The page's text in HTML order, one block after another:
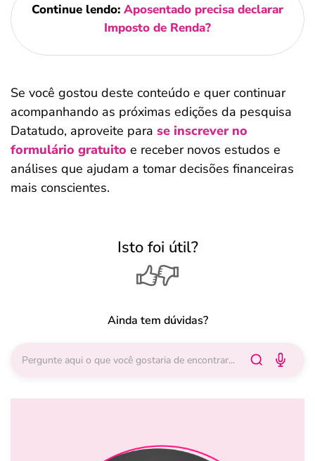
Continue lendo: Aposentado precisa declarar
Imposto de Renda?
Se você gostou deste conteúdo e quer continuar
acompanhando as próximas edições da pesquisa
Datatudo, aproveite para se inscrever no
formulário gratuito e receber novos estudos e
análises que ajudam a tomar decisões financeiras
mais conscientes.
Isto foi útil?
Ainda tem dúvidas?